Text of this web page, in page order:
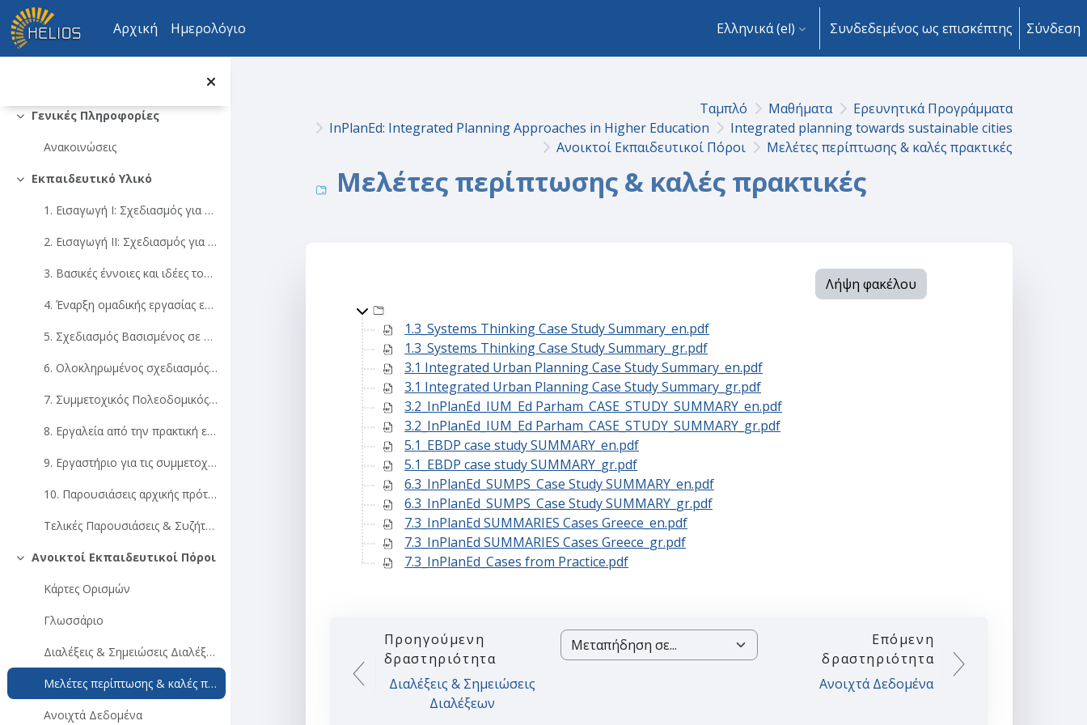
Μετάβαση στο κεντρικό περιεχόμενο
Αρχική
Ημερολόγιο Ελληνικά ‎(el)‎ Συνδεδεμένος ως επισκέπτης Σύνδεση
Σύμπτυξη
Γενικές Πληροφορίες
Ανακοινώσεις
Σύμπτυξη
Εκπαιδευτικό Υλικό
1. Εισαγωγή I: Σχεδιασμός για πόλεις χωρίς αποκλεισμούς, ανθρωποκεντρικές και ανθεκτικές στο κλίμα.
2. Εισαγωγή II: Σχεδιασμός για πόλεις χωρίς αποκλεισμούς, ανθρωποκεντρικές και ανθεκτικές στο κλίμα.
3. Βασικές έννοιες και ιδέες του Ολοκληρωμένου Πολεοδομικού Σχεδιασμού
4. Έναρξη ομαδικής εργασίας επί τόπου επίσκεψης
5. Σχεδιασμός Βασισμένος σε Στοιχεία Προβλέποντας τα αποτελέσματα του σχεδιασμού και του σχεδιασμού των παρεμβάσεων
6. Ολοκληρωμένος σχεδιασμός συνδυασμένης βιώσιμης κινητικότητας
7. Συμμετοχικός Πολεοδομικός Σχεδιασμός
8. Εργαλεία από την πρακτική εμπειρία
9. Εργαστήριο για τις συμμετοχικές προσεγγίσεις
10. Παρουσιάσεις αρχικής πρότασης
Τελικές Παρουσιάσεις & Συζήτηση
Σύμπτυξη
Ανοικτοί Εκπαιδευτικοί Πόροι
Κάρτες Ορισμών
Γλωσσάριο
Διαλέξεις & Σημειώσεις Διαλέξεων
Μελέτες περίπτωσης & καλές πρακτικές
Ανοιχτά Δεδομένα
Ταμπλό Μαθήματα
Ερευνητικά Προγράμματα
InPlanEd: Integrated Planning Approaches in Higher Education
Integrated planning towards sustainable cities
Ανοικτοί Εκπαιδευτικοί Πόροι
Μελέτες περίπτωσης & καλές πρακτικές
Μελέτες περίπτωσης & καλές πρακτικές
Λήψη φακέλου
1.3_Systems Thinking Case Study Summary_en.pdf
1.3_Systems Thinking Case Study Summary_gr.pdf
3.1 Integrated Urban Planning Case Study Summary_en.pdf
3.1 Integrated Urban Planning Case Study Summary_gr.pdf
3.2_InPlanEd_IUM_Ed Parham_CASE_STUDY_SUMMARY_en.pdf
3.2_InPlanEd_IUM_Ed Parham_CASE_STUDY_SUMMARY_gr.pdf
5.1_EBDP case study SUMMARY_en.pdf
5.1_EBDP case study SUMMARY_gr.pdf
6.3_InPlanEd_SUMPS_Case Study SUMMARY_en.pdf
6.3_InPlanEd_SUMPS_Case Study SUMMARY_gr.pdf
7.3_InPlanEd SUMMARIES Cases Greece_en.pdf
7.3_InPlanEd SUMMARIES Cases Greece_gr.pdf
7.3_InPlanEd_Cases from Practice.pdf
Προηγούμενη
δραστηριότητα
Διαλέξεις & Σημειώσεις
Διαλέξεων
Μεταπήδηση σε...
Επόμενη
δραστηριότητα
Ανοιχτά Δεδομένα